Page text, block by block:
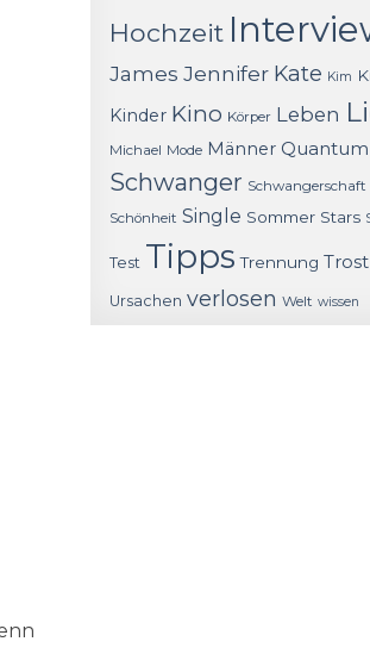
Hochzeit
James Jennifer Kate Kim
Kinder Kino Körper Leben
Michael Mode Männer Quantum
Schwanger Schwangerschaft
Schönheit Single Sommer Stars
Test Tipps Trennung Trost
Ursachen verlosen Welt wissen